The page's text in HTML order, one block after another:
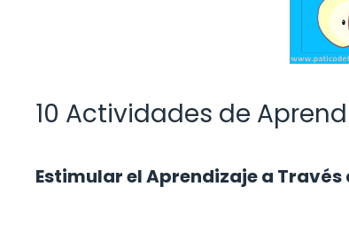
10 Actividades de
Estimular el Aprendizaje a Través